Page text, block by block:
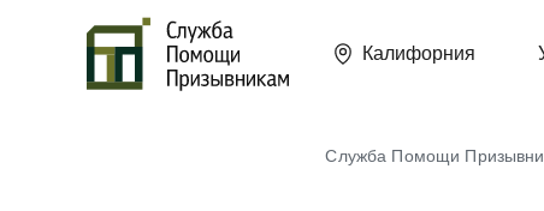
Калифорния
Служба Помощи